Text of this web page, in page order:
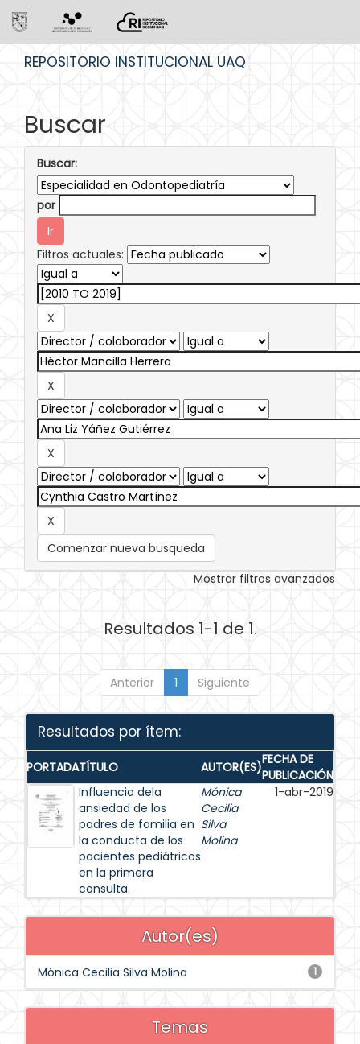
REPOSITORIO INSTITUCIONAL UAQ
Buscar
Buscar:
por
Filtros actuales:
Comenzar nueva busqueda
Mostrar filtros avanzados
Resultados 1-1 de 1.
Anterior 1 Siguiente
Resultados por ítem:
PORTADATÍTULO AUTOR(ES)FECHA DE
PUBLICACIÓN
Influencia dela
ansiedad de los
padres de familia en
la conducta de los
pacientes pediátricos
en la primera
consulta.
Mónica
Cecilia
Silva
Molina
1-abr-2019
Autor(es)
1
Mónica Cecilia Silva Molina
Temas